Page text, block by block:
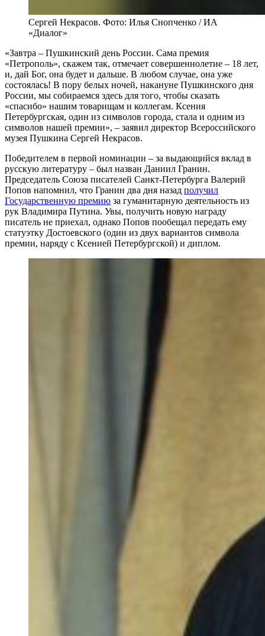
Сергей Некрасов. Фото: Илья Снопченко / ИА
«Диалог»
«Завтра – Пушкинский день России. Сама премия
«Петрополь», скажем так, отмечает совершеннолетие – 18 лет,
и, дай Бог, она будет и дальше. В любом случае, она уже
состоялась! В пору белых ночей, накануне Пушкинского дня
России, мы собираемся здесь для того, чтобы сказать
«спасибо» нашим товарищам и коллегам. Ксения
Петербургская, один из символов города, стала и одним из
символов нашей премии», – заявил директор Всероссийского
музея Пушкина Сергей Некрасов.
Победителем в первой номинации – за выдающийся вклад в
русскую литературу – был назван Даниил Гранин.
Председатель Союза писателей Санкт-Петербурга Валерий
Попов напомнил, что Гранин два дня назад получил
Государственную премию за гуманитарную деятельность из
рук Владимира Путина. Увы, получить новую награду
писатель не приехал, однако Попов пообещал передать ему
статуэтку Достоевского (один из двух вариантов символа
премии, наряду с Ксенией Петербургской) и диплом.